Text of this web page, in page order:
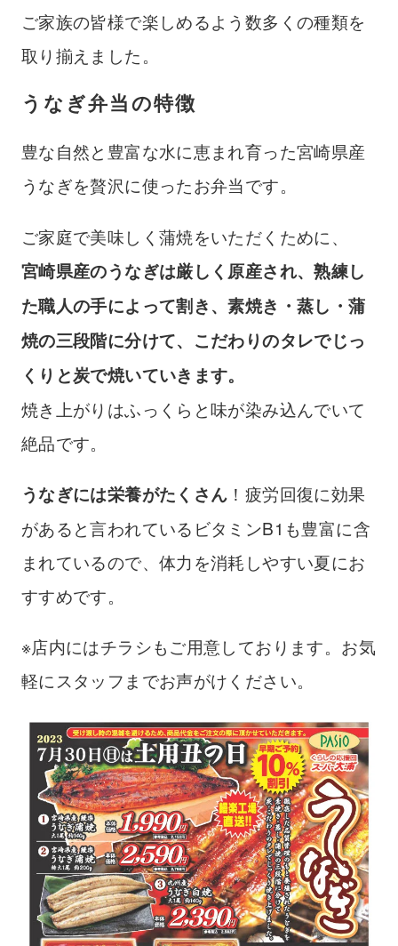
ご家族の皆様で楽しめるよう数多くの種類を
取り揃えました。
うなぎ弁当の特徴
豊な自然と豊富な水に恵まれ育った宮崎県産
うなぎを贅沢に使ったお弁当です。
ご家庭で美味しく蒲焼をいただくために、
宮崎県産のうなぎは厳しく原産され、熟練し
た職人の手によって割き、素焼き・蒸し・蒲
焼の三段階に分けて、こだわりのタレでじっ
くりと炭で焼いていきます。
焼き上がりはふっくらと味が染み込んでいて
絶品です。
うなぎには栄養がたくさん ！疲労回復に効果
があると言われているビタミンB1も豊富に含
まれているので、体力を消耗しやすい夏にお
すすめです。
※店内にはチラシもご用意しております。お気
軽にスタッフまでお声がけください。